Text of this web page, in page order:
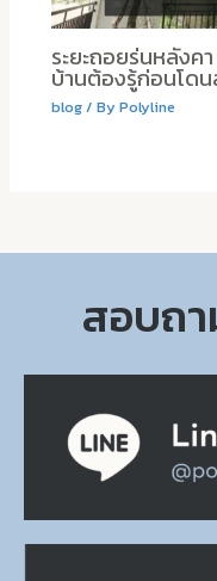
ระยะถอยร่นหลังค
บ้านต้องรู้ก่อนโด
blog/ By Polyline
สอบถ